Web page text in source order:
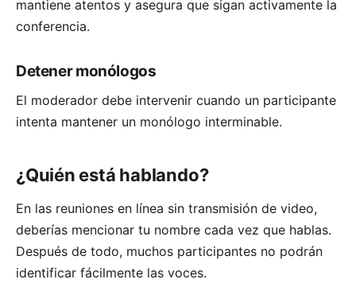
mantiene atentos y asegura que sigan activamente la
conferencia.
Detener monólogos
El moderador debe intervenir cuando un participante
intenta mantener un monólogo interminable.
¿Quién está hablando?
En las reuniones en línea sin transmisión de video,
deberías mencionar tu nombre cada vez que hablas.
Después de todo, muchos participantes no podrán
identificar fácilmente las voces.